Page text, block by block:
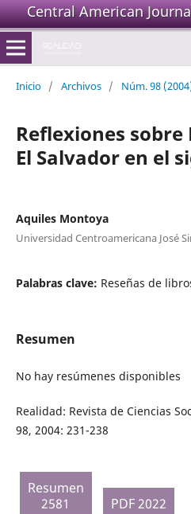
Central American
Inicio / Archivos / Núm. 98
Reflexiones
El Salvador en el
Aquiles Montoya
Universidad Centroamericana José
Palabras clave: Reseñas de
Resumen
No hay resúmenes disponibles
Realidad: Revista de Ciencias
98, 2004: 231-238
Resumen
2581
PDF 2022